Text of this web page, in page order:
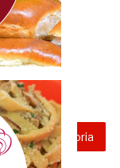
samb
trigoria